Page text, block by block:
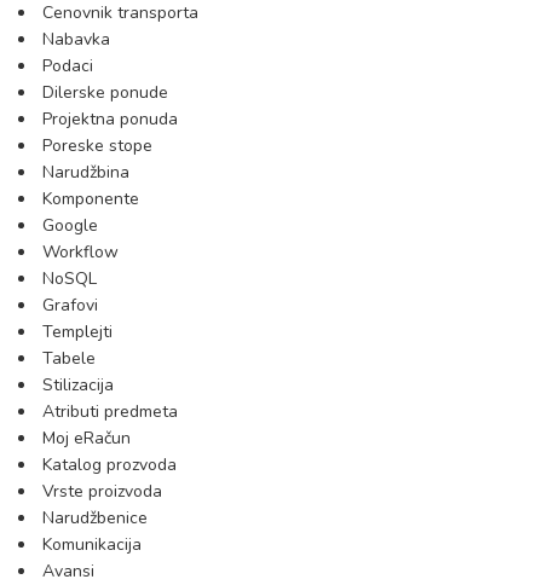
Cenovnik transporta
Nabavka
Podaci
Dilerske ponude
Projektna ponuda
Poreske stope
Narudžbina
Komponente
Google
Workflow
NoSQL
Grafovi
Templejti
Tabele
Stilizacija
Atributi predmeta
Moj eRačun
Katalog prozvoda
Vrste proizvoda
Narudžbenice
Komunikacija
Avansi